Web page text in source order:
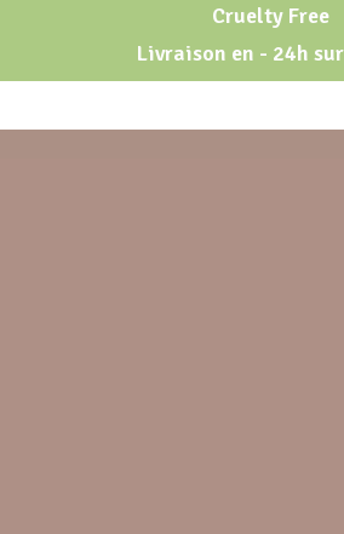
Cruelty Free
Livraison en - 24h